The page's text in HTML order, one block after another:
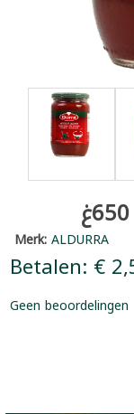
Merk:ALDURRA
Betalen: €
Geen beoordelingen